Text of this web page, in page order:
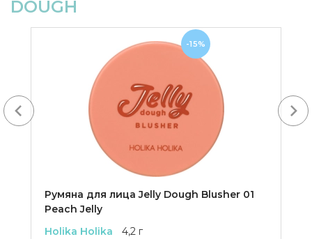
DOUGH
Румяна для лица Jelly Dough Blusher 01
Peach Jelly
Holika Holika
4,2 г
-15%